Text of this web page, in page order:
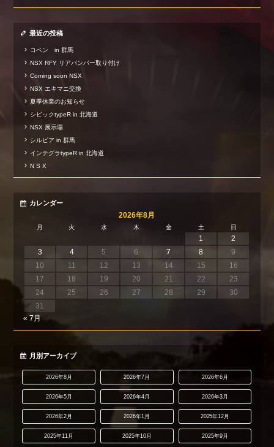
最近の投稿
コペン in 群馬
NSX RFY リアバンパー取り付け
Coming soon NSX
NSX エキマニ交換
夏季休業のお知らせ
シビックtypeR in 北海道
NSX 展示場
シルビア in 群馬
インテグラtypeR in 北海道
N S X
カレンダー
2026年8月
月 火 水 木 金 土 日
1
2
3
4 5 6 7 8
9
10
11 12 13 14 15
16
17
18 19 20 21 22
23
24
25 26 27 28 29
30
31
« 7月
月別アーカイブ
2026年8月 2026年7月 2026年6月
2026年5月 2026年4月 2026年3月
2026年2月 2026年1月 2025年12月
2025年11月 2025年10月 2025年9月